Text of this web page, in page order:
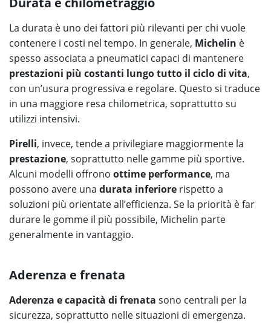
La durata è uno dei fattori più rilevanti per chi vuole
contenere i costi nel tempo. In generale, Michelin è
spesso associata a pneumatici capaci di mantenere
prestazioni più costanti lungo tutto il ciclo di vita,
con un’usura progressiva e regolare. Questo si traduce
in una maggiore resa chilometrica, soprattutto su
utilizzi intensivi.
Pirelli, invece, tende a privilegiare maggiormente la
prestazione, soprattutto nelle gamme più sportive.
Alcuni modelli offrono ottime performance, ma
possono avere una durata inferiore rispetto a
soluzioni più orientate all’efficienza. Se la priorità è far
durare le gomme il più possibile, Michelin parte
generalmente in vantaggio.
Aderenza e frenata
Aderenza e capacità di frenata sono centrali per la
sicurezza, soprattutto nelle situazioni di emergenza.